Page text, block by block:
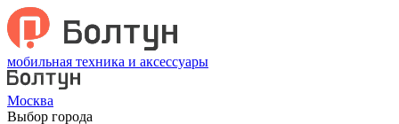
мобильная техника и аксессуары
Москва
Выбор города